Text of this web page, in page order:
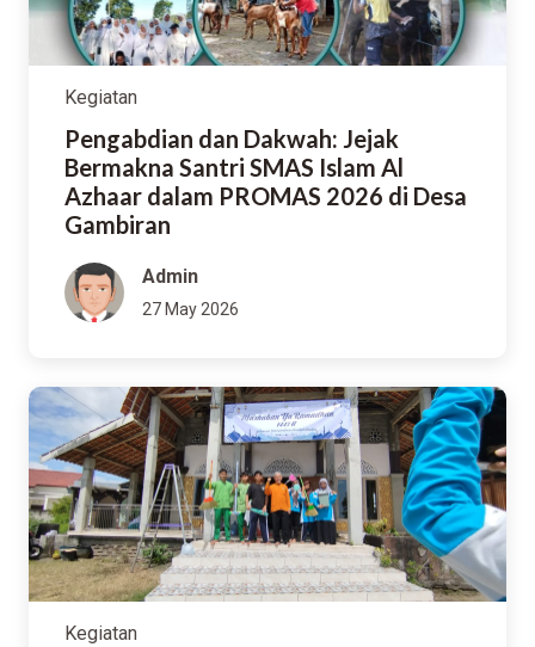
Kegiatan
Pengabdian dan Dakwah: Jejak
Bermakna Santri SMAS Islam Al
Azhaar dalam PROMAS 2026 di Desa
Gambiran
Admin
27 May 2026
Kegiatan